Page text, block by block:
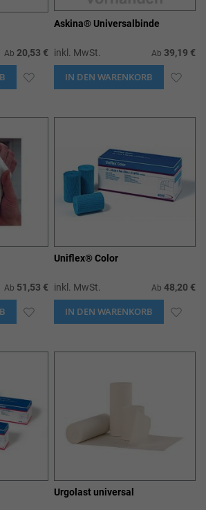
Ab 20,53 €
ZUR
Askina® Universalbinde
inkl. MwSt. Ab 39,19 €
IN DEN WARENKORB ZUR
Ab 51,53 €
ZUR
Uniflex® Color
inkl. MwSt. Ab 48,20 €
IN DEN WARENKORB ZUR
Urgolast universal